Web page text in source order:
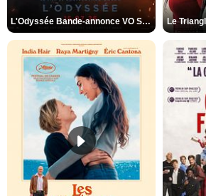
L'Odyssée Bande-annonce VO STFR Le